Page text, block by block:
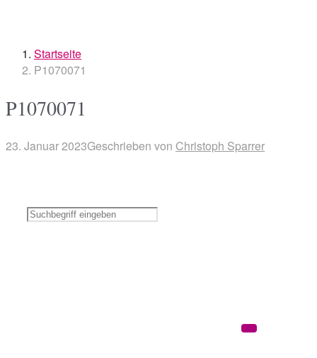
Startseite
P1070071
P1070071
23. Januar 2023Geschrieben von Christoph Sparrer